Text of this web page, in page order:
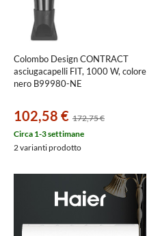
Colombo Design CONTRACT
asciugacapelli FIT, 1000 W, colore
nero B99980-NE
102,58 € 172,75 €
Circa 1-3 settimane
2 varianti prodotto